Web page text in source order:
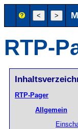
RTP-
RTP-Pager
Allgemein